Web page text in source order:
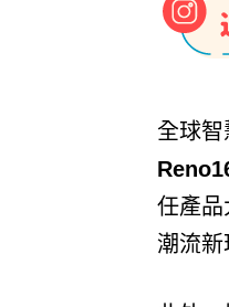
全球
任產品
潮流新